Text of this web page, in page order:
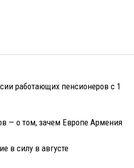
работающих пенсионеров с 1
— о том, зачем Европе Армения
в силу в августе